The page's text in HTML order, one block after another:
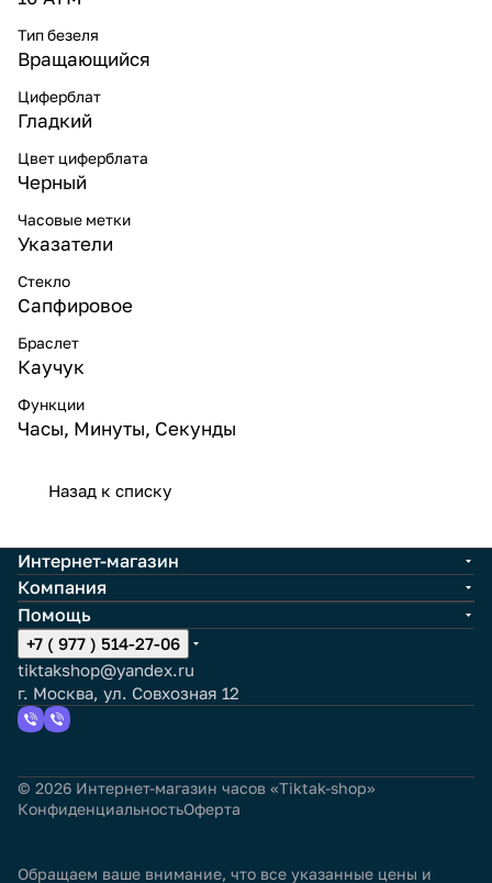
Тип безеля
Вращающийся
Циферблат
Гладкий
Цвет циферблата
Черный
Часовые метки
Указатели
Стекло
Сапфировое
Браслет
Каучук
Функции
Часы, Минуты, Секунды
Назад к списку
Интернет-магазин
Компания
Помощь
+7 ( 977 ) 514-27-06
tiktakshop@yandex.ru
г. Москва, ул. Совхозная 12
© 2026 Интернет-магазин часов «Tiktak-shop»
КонфиденциальностьОферта
Обращаем ваше внимание, что все указанные цены и